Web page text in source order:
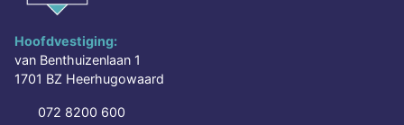
Hoofdvestiging:
van Benthuizenlaan 1
1701 BZ Heerhugowaard
072 8200 600